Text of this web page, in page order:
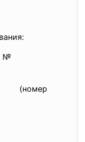
(номер